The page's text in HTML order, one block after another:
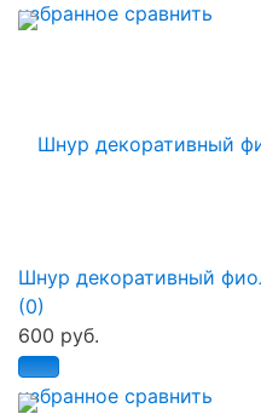
избранное сравнить
избранное сравнить
Шнур декоративный
(0)
600 руб.